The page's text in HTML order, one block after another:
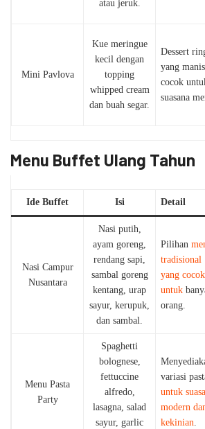
atau jeruk.
Mini Pavlova
Kue meringue
kecil dengan
topping
whipped cream
dan buah segar.
Dessert
yang
cocok
suasana
Menu Buffet Ulang Tahun
Ide Buffet Isi Detail
Nasi Campur
Nusantara
Nasi putih,
ayam goreng,
rendang sapi,
sambal goreng
kentang, urap
sayur, kerupuk,
dan sambal.
Pilihan
tradisional
yang cocok
untuk
orang.
Menu Pasta
Party
Spaghetti
bolognese,
fettuccine
alfredo,
lasagna, salad
sayur, garlic
variasi
untuk
modern
kekinian